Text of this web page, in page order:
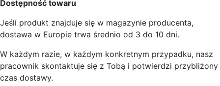
Dostępność towaru
Jeśli produkt znajduje się w magazynie producenta,
dostawa w Europie trwa średnio od 3 do 10 dni.
W każdym razie, w każdym konkretnym przypadku, nasz
pracownik skontaktuje się z Tobą i potwierdzi przybliżony
czas dostawy.